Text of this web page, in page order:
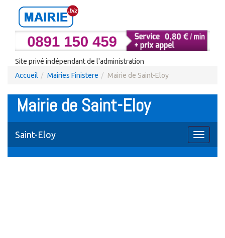
Site privé indépendant de l'administration
Accueil
Mairies Finistere Mairie de Saint-Eloy
Mairie de Saint-Eloy
Toggle
Saint-Eloy